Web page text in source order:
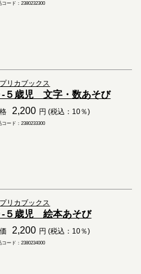
コード：2380232300
リカブックス
-５歳児 文字・数あそび
2,200 円 (税込：10％)
コード：2380233300
リカブックス
-５歳児 絵本あそび
2,200 円 (税込：10％)
コード：2380234000